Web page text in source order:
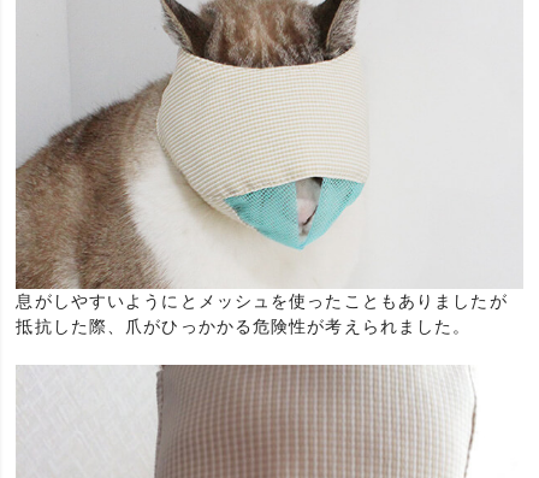
息がしやすいようにとメッシュを使ったこともありましたが
抵抗した際、爪がひっかかる危険性が考えられました。